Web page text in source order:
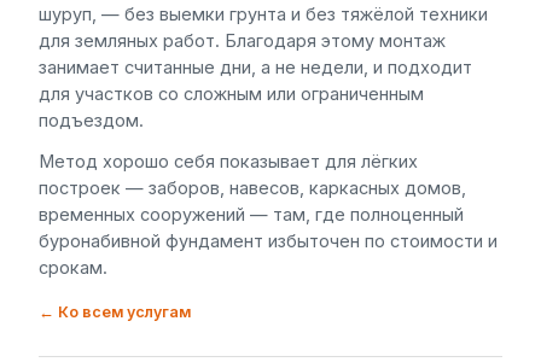
шуруп, — без выемки грунта и без тяжёлой техники
для земляных работ. Благодаря этому монтаж
занимает считанные дни, а не недели, и подходит
для участков со сложным или ограниченным
подъездом.
Метод хорошо себя показывает для лёгких
построек — заборов, навесов, каркасных домов,
временных сооружений — там, где полноценный
буронабивной фундамент избыточен по стоимости и
срокам.
← Ко всем услугам